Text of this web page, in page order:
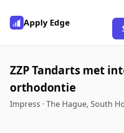
Apply Edge
ZZP Tandarts met
orthodontie
Impress · The Hague, South